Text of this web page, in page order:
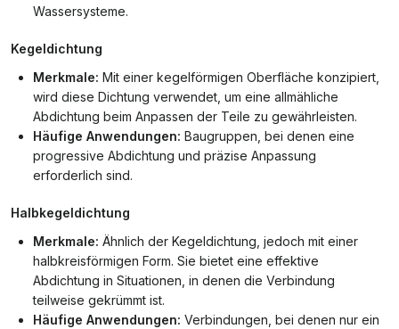
Wassersysteme.
Kegeldichtung
Merkmale: Mit einer kegelförmigen Oberfläche konzipiert,
wird diese Dichtung verwendet, um eine allmähliche
Abdichtung beim Anpassen der Teile zu gewährleisten.
Häufige Anwendungen: Baugruppen, bei denen eine
progressive Abdichtung und präzise Anpassung
erforderlich sind.
Halbkegeldichtung
Merkmale: Ähnlich der Kegeldichtung, jedoch mit einer
halbkreisförmigen Form. Sie bietet eine effektive
Abdichtung in Situationen, in denen die Verbindung
teilweise gekrümmt ist.
Häufige Anwendungen: Verbindungen, bei denen nur ein